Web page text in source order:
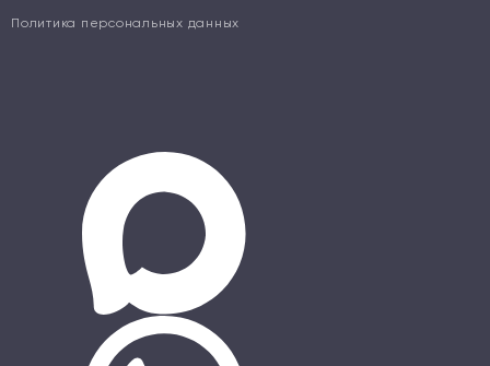
Политика персональных данных